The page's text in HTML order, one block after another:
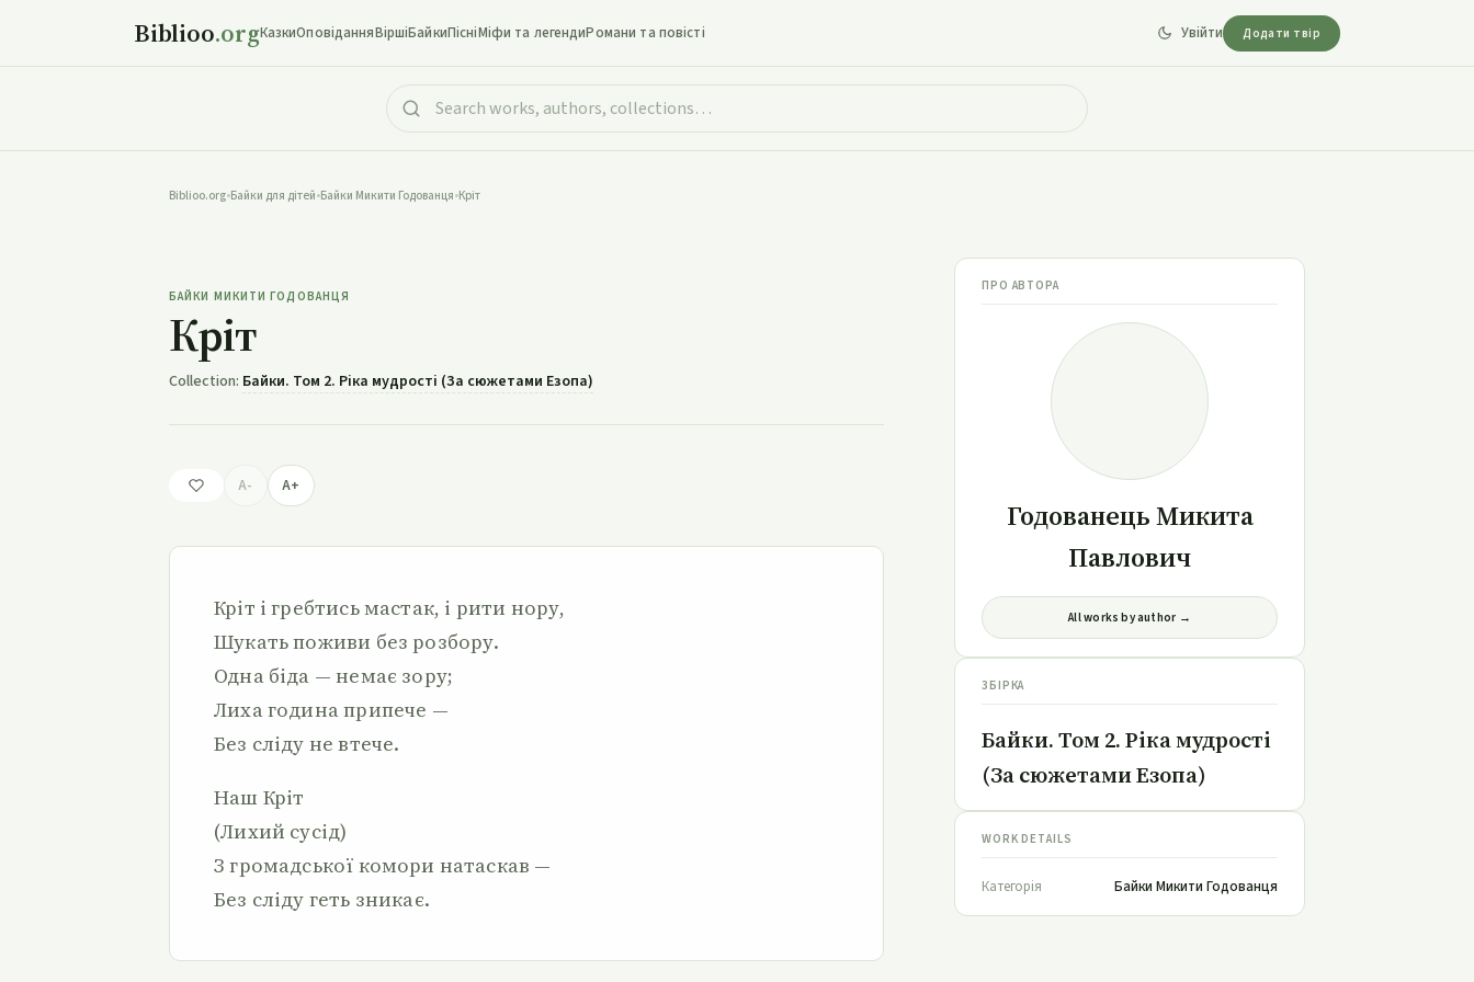
Biblioo.orgКазкиОповіданняВіршіБайкиПісніМіфи та легендиРомани та повісті Увійти Додати твір
Biblioo.org•Байки для дітей•Байки Микити Годованця•Кріт
БАЙКИ МИКИТИ ГОДОВАНЦЯ
Кріт
Collection: Байки. Том 2. Ріка мудрості (За сюжетами Езопа)
A- A+
Кріт і гребтись мастак, і рити нору,
Шукать поживи без розбору.
Одна біда — немає зору;
Лиха година припече —
Без сліду не втече.
Наш Кріт
(Лихий сусід)
З громадської комори натаскав —
Без сліду геть зникає.
ПРО АВТОРА
Годованець Микита
Павлович
All works by author →
ЗБІРКА
Байки. Том 2. Ріка мудрості
(За сюжетами Езопа)
WORK DETAILS
Категорія Байки Микити Годованця